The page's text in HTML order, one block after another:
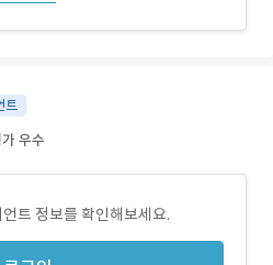
트
우수
트 정보를 확인해보세요.